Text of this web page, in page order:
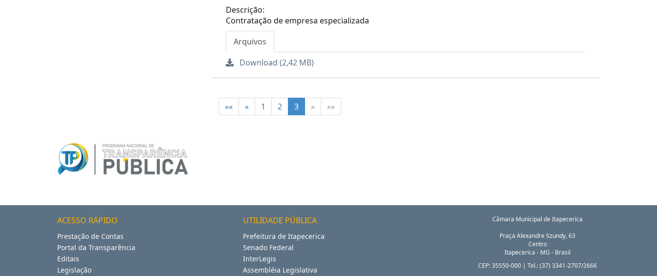
Descrição:
Contratação de empresa especializada
Arquivos
Download (2,42 MB)
«« « 1 2 3 » »»
ACESSO RÁPIDO
Prestação de Contas
Portal da Transparência
Editais
Legislação
UTILIDADE PÚBLICA
Prefeitura de Itapecerica
Senado Federal
InterLegis
Assembléia Legislativa
Câmara Municipal de Itapecerica
Praça Alexandre Szundy, 63
Centro
Itapecerica - MG - Brasil
CEP:35550-000 | Tel.:(37) 3341-2707/2666